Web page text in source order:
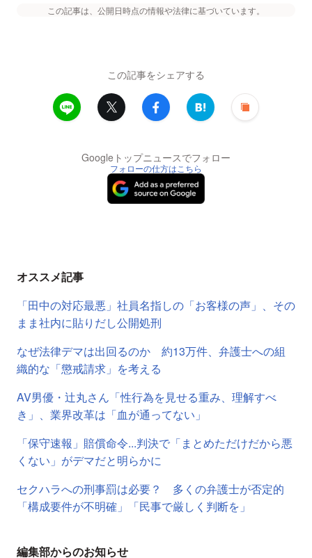
この記事は、公開日時点の情報や法律に基づいています。
この記事をシェアする
Googleトップニュースでフォロー
フォローの仕方はこちら
オススメ記事
「田中の対応最悪」社員名指しの「お客様の声」、その
まま社内に貼りだし公開処刑
なぜ法律デマは出回るのか 約13万件、弁護士への組
織的な「懲戒請求」を考える
AV男優・辻丸さん「性行為を見せる重み、理解すべ
き」、業界改革は「血が通ってない」
「保守速報」賠償命令...判決で「まとめただけだから悪
くない」がデマだと明らかに
セクハラへの刑事罰は必要？ 多くの弁護士が否定的
「構成要件が不明確」「民事で厳しく判断を」
編集部からのお知らせ